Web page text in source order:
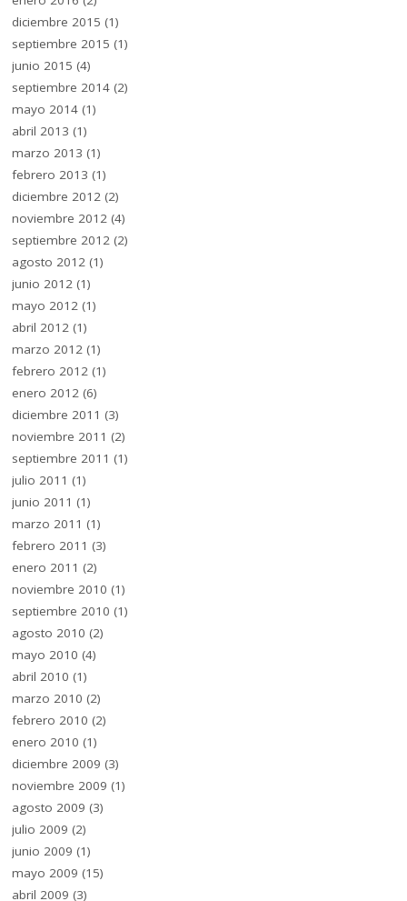
diciembre 2015 (1)
septiembre 2015 (1)
junio 2015 (4)
septiembre 2014 (2)
mayo 2014 (1)
abril 2013 (1)
marzo 2013 (1)
febrero 2013 (1)
diciembre 2012 (2)
noviembre 2012 (4)
septiembre 2012 (2)
agosto 2012 (1)
junio 2012 (1)
mayo 2012 (1)
abril 2012 (1)
marzo 2012 (1)
febrero 2012 (1)
enero 2012 (6)
diciembre 2011 (3)
noviembre 2011 (2)
septiembre 2011 (1)
julio 2011 (1)
junio 2011 (1)
marzo 2011 (1)
febrero 2011 (3)
enero 2011 (2)
noviembre 2010 (1)
septiembre 2010 (1)
agosto 2010 (2)
mayo 2010 (4)
abril 2010 (1)
marzo 2010 (2)
febrero 2010 (2)
enero 2010 (1)
diciembre 2009 (3)
noviembre 2009 (1)
agosto 2009 (3)
julio 2009 (2)
junio 2009 (1)
mayo 2009 (15)
abril 2009 (3)